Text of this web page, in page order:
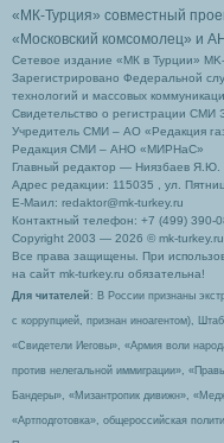
«МК-Турция» совместный
«Московский комсомолец» и
Сетевое издание «МК в Турции»
Зарегистрировано Федеральной
технологий и массовых
Свидетельство о регистрации
Учредитель СМИ – АО «Редакция
Редакция СМИ – АНО «МИРНаС»
Главный редактор — Ниязбаев Я.Ю.
Адрес редакции: 115035 , ул.
Е-Маил: redaktor@mk-turkey.ru
Контактный телефон: +7 (499) 390-
Copyright 2003 — 2026 © mk-turkey.ru
Все права защищены. При
на сайт mk-turkey.ru обязательна!
Для читателей : В России признаны
с коррупцией, признан иноагентом),
«Свидетели Иеговы», «Армия воли
против нелегальной иммиграции»,
Бандеры», «Мизантропик дивижн»,
«Артподготовка», общероссийская